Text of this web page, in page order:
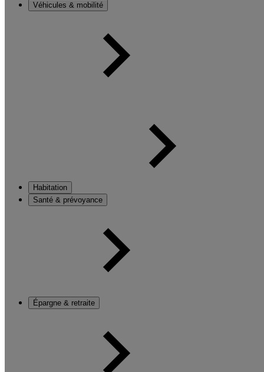
Véhicules & mobilité
Habitation
Santé & prévoyance
Épargne & retraite